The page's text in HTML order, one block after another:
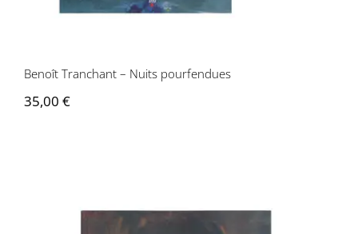
Benoît Tranchant – Nuits pourfendues
35,00 €